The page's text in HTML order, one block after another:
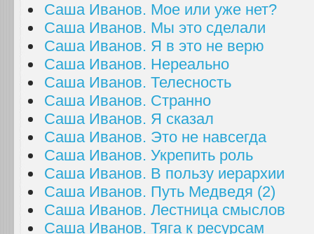
Саша Иванов. Мое или уже нет?
Саша Иванов. Мы это сделали
Саша Иванов. Я в это не верю
Саша Иванов. Нереально
Саша Иванов. Телесность
Саша Иванов. Странно
Саша Иванов. Я сказал
Саша Иванов. Это не навсегда
Саша Иванов. Укрепить роль
Саша Иванов. В пользу иерархии
Саша Иванов. Путь Медведя (2)
Саша Иванов. Лестница смыслов
Саша Иванов. Тяга к ресурсам